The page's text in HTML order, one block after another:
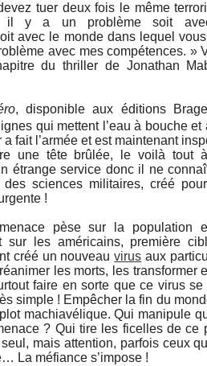
tuer deux fois le même
il y a un problème soit
avec le monde dans lequel
avec mes compétences. »
du thriller de Jonathan
, disponible aux éditions
qui mettent l’eau à bouche et
fait l’armée et est maintenant
une tête brûlée, le voilà tout
étrange service donc il ne
des sciences militaires, créé
!
pèse sur la population
sur les américains, première
créé un nouveauvirus aux
les morts, les transformer
faire en sorte que ce virus
simple ! Empêcher la fin du
machiavélique. Qui manipule
? Qui tire les ficelles de
seul, mais attention, parfois ceux
La méfiance s’impose !